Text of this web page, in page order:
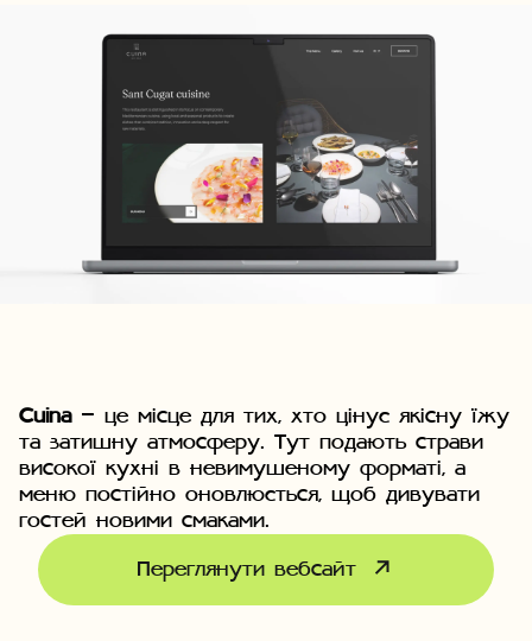
Cuina— це місце для тих, хто цінує якісну їжу
та затишну атмосферу. Тут подають страви
високої кухні в невимушеному форматі, а
меню постійно оновлюється, щоб дивувати
гостей новими смаками.
Переглянути вебсайт